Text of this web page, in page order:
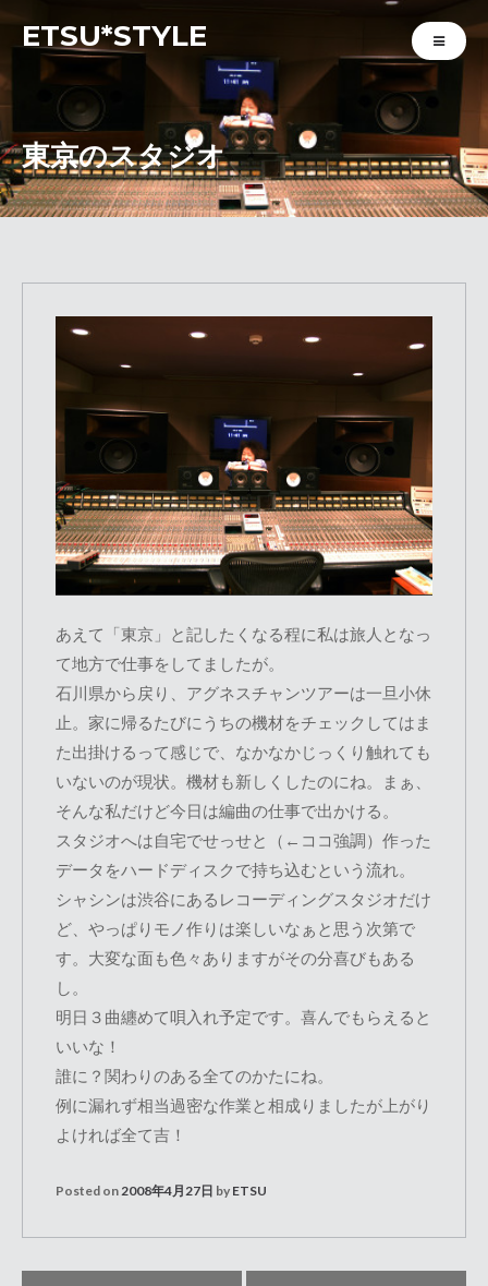
ETSU*STYLE
東京のスタジオ
あえて「東京」と記したくなる程に私は旅人となっ
て地方で仕事をしてましたが。
石川県から戻り、アグネスチャンツアーは一旦小休
止。家に帰るたびにうちの機材をチェックしてはま
た出掛けるって感じで、なかなかじっくり触れても
いないのが現状。機材も新しくしたのにね。まぁ、
そんな私だけど今日は編曲の仕事で出かける。
スタジオへは自宅でせっせと（←ココ強調）作った
データをハードディスクで持ち込むという流れ。
シャシンは渋谷にあるレコーディングスタジオだけ
ど、やっぱりモノ作りは楽しいなぁと思う次第で
す。大変な面も色々ありますがその分喜びもある
し。
明日３曲纏めて唄入れ予定です。喜んでもらえると
いいな！
誰に？関わりのある全てのかたにね。
例に漏れず相当過密な作業と相成りましたが上がり
よければ全て吉！
Posted on 2008年4月27日 by ETSU